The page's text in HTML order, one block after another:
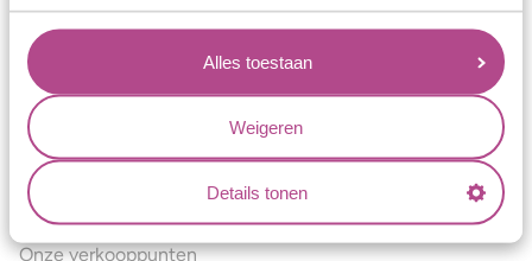
Alles toestaan
Weigeren
Details tonen
Jouw voordelen
Conflictvrije Materialen
Oneindig veel mogelijkheden
Kwaliteit
Juweliers & Contact
Onze verkooppunten